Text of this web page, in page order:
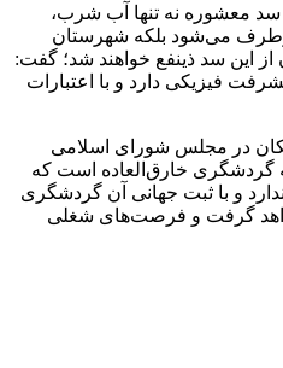
سد معشوره نه تنها آب شرب،
می‌شود بلکه شهرستان
از این سد ذینفع خواهند شد؛ گفت:
سد ۹ درصد پیشرفت فیزیکی دارد و با اعتبارات
در مجلس شورای اسلامی
گردشگری خارق‌العاده است که
ندارد و با ثبت جهانی آن گردشگری
گرفت و فرصت‌های شغلی